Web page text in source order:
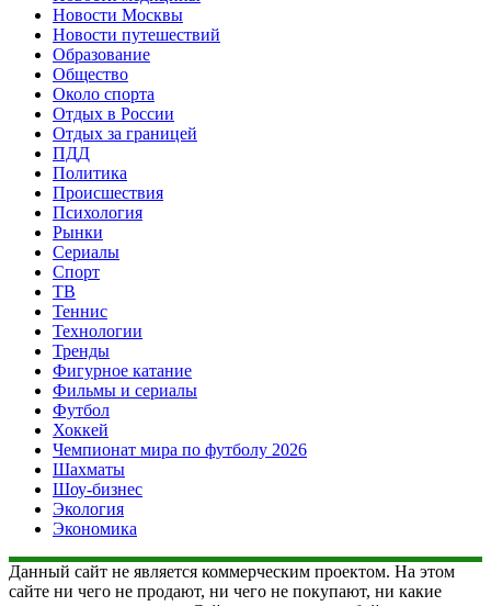
Новости Москвы
Новости путешествий
Образование
Общество
Около спорта
Отдых в России
Отдых за границей
ПДД
Политика
Происшествия
Психология
Рынки
Сериалы
Спорт
ТВ
Теннис
Технологии
Тренды
Фигурное катание
Фильмы и сериалы
Футбол
Хоккей
Чемпионат мира по футболу 2026
Шахматы
Шоу-бизнес
Экология
Экономика
Данный сайт не является коммерческим проектом. На этом
сайте ни чего не продают, ни чего не покупают, ни какие